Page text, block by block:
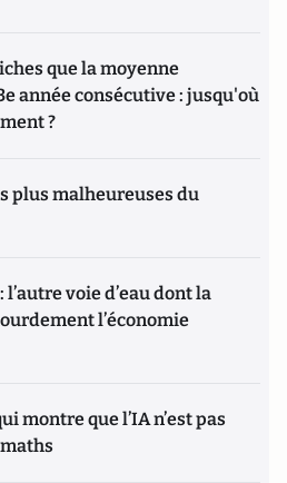
que la moyenne
année consécutive : jusqu'où
?
plus malheureuses du
l’autre voie d’eau dont la
l’économie
montre que l’IA n’est pas